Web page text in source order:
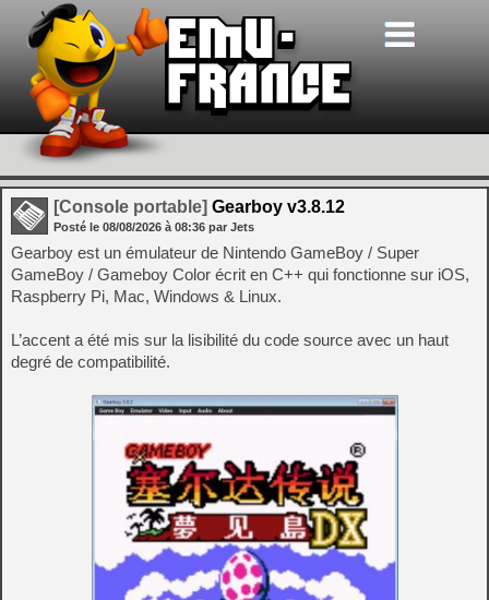
[Console portable] Gearboy v3.8.12
Posté le 08/08/2026 à 08:36 par Jets
Gearboy est un émulateur de Nintendo GameBoy / Super
GameBoy / Gameboy Color écrit en C++ qui fonctionne sur iOS,
Raspberry Pi, Mac, Windows & Linux.
L’accent a été mis sur la lisibilité du code source avec un haut
degré de compatibilité.